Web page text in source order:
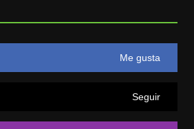
Me gusta
Seguir